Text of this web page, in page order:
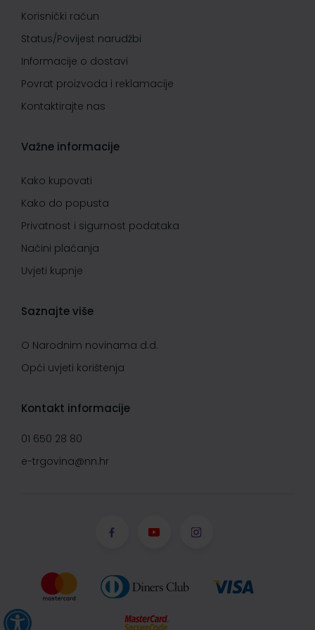
Korisnički račun
Status/Povijest narudžbi
Informacije o dostavi
Povrat proizvoda i reklamacije
Kontaktirajte nas
Važne informacije
Kako kupovati
Kako do popusta
Privatnost i sigurnost podataka
Načini plaćanja
Uvjeti kupnje
Saznajte više
O Narodnim novinama d.d.
Opći uvjeti korištenja
Kontakt informacije
01 650 28 80
e-trgovina@nn.hr